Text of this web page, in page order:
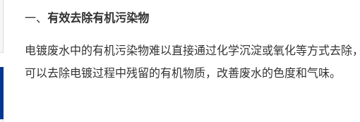
一、 有效去除有机污染物
电镀废水中的有机污染物难以直接通过化学沉淀或氧化等方式去
可以去除电镀过程中残留的有机物质，改善废水的色度和气味。